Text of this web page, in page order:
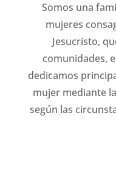
Somos una
mujeres
Jesucristo,
comunidades,
dedicamos
mujer mediante
según las